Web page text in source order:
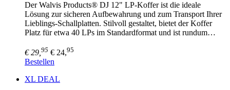
Der Walvis Products® DJ 12" LP-Koffer ist die ideale
Lösung zur sicheren Aufbewahrung und zum Transport Ihrer
Lieblings-Schallplatten. Stilvoll gestaltet, bietet der Koffer
Platz für etwa 40 LPs im Standardformat und ist rundum…
€ 29, 95 € 24,95
Bestellen
XL DEAL